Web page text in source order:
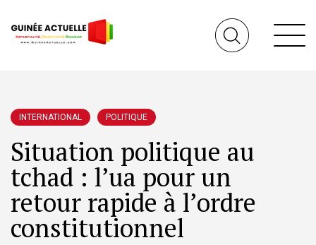
INTERNATIONAL POLITIQUE
Situation politique au
tchad : l’ua pour un
retour rapide à l’ordre
constitutionnel